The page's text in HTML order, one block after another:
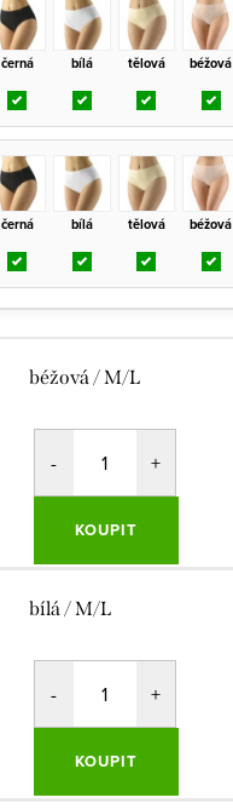
černá bílá tělová béžová
černá bílá tělová béžová
béžová / M/L
KOUPIT
bílá / M/L
KOUPIT